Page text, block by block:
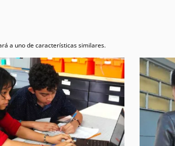
a uno de características similares.